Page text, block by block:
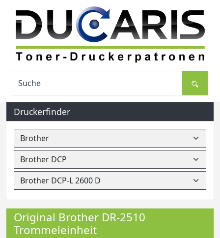
Druckerfinder
Original Brother DR-2510
Trommeleinheit